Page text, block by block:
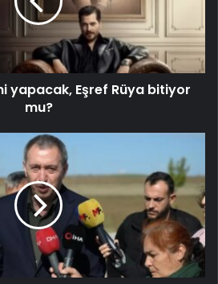
yapacak, Eşref Rüya bitiyor
mu?